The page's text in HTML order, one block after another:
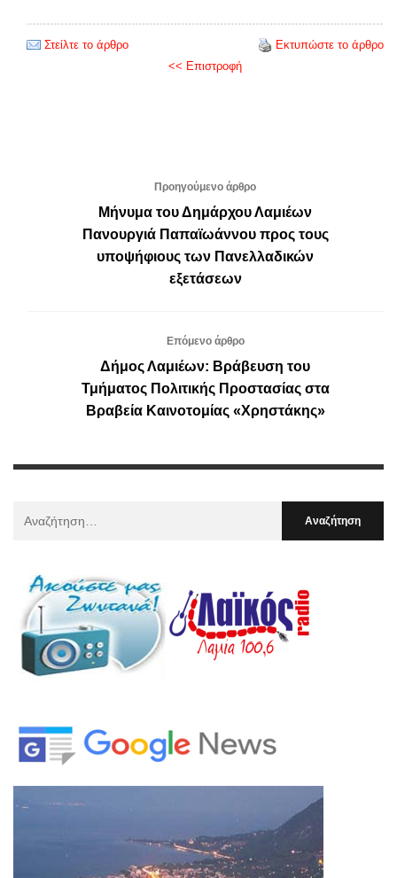
Στείλτε το άρθρο
Εκτυπώστε το άρθρο
<< Επιστροφή
Προηγούμενο άρθρο
Μήνυμα του Δημάρχου Λαμιέων
Πανουργιά Παπαϊωάννου προς τους
υποψήφιους των Πανελλαδικών
εξετάσεων
Επόμενο άρθρο
Δήμος Λαμιέων: Βράβευση του
Τμήματος Πολιτικής Προστασίας στα
Βραβεία Καινοτομίας «Χρηστάκης»